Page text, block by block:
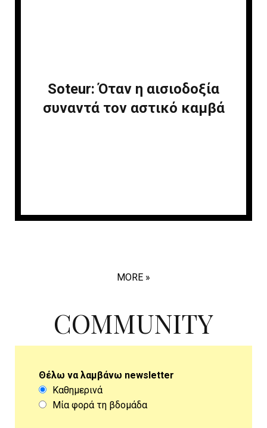
Soteur: Όταν η αισιοδοξία
συναντά τον αστικό καμβά
MORE
COMMUNITY
Θέλω να λαμβάνω newsletter
Καθημερινά
Μία φορά τη βδομάδα